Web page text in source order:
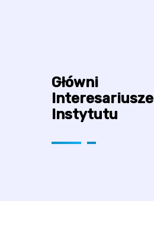
Główni
Interesariusze
Instytutu